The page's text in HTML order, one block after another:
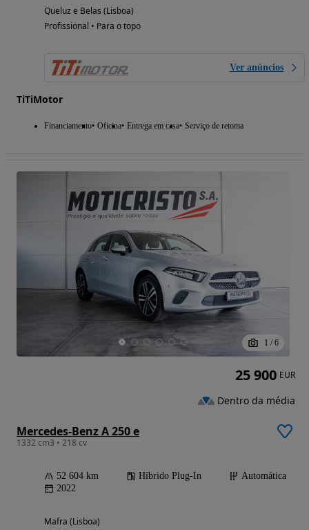
Queluz e Belas (Lisboa)
Profissional • Para o topo
Ver anúncios
TiTiMotor
Financiamento Oficina Entrega em casa Serviço de retoma
1 / 6
Mercedes-Benz A 250 e
1332 cm3 • 218 cv
52 604 km Híbrido Plug-In
Automática
2022
Mafra (Lisboa)
25 900 EUR
Dentro da média